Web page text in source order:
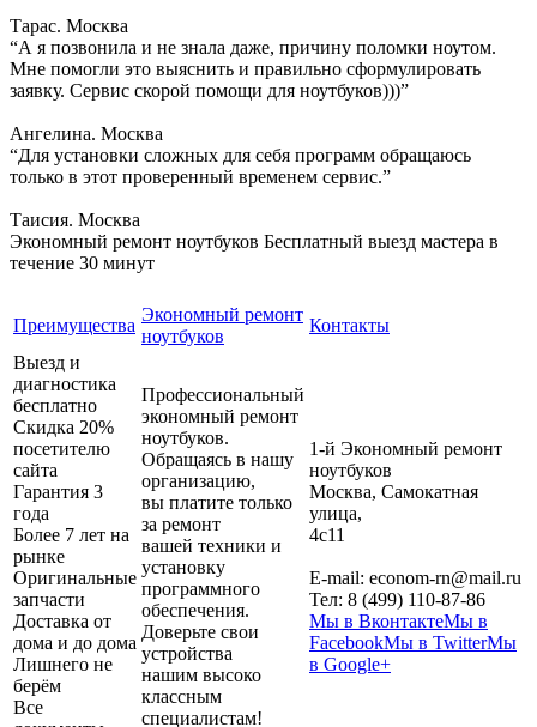
Тарас. Москва
“А я позвонила и не знала даже, причину поломки ноутом.
Мне помогли это выяснить и правильно сформулировать
заявку. Сервис скорой помощи для ноутбуков)))”
Ангелина. Москва
“Для установки сложных для себя программ обращаюсь
только в этот проверенный временем сервис.”
Таисия. Москва
Экономный ремонт ноутбуков Бесплатный выезд мастера в
течение 30 минут
Преимущества
Экономный ремонт
ноутбуков
Контакты
Выезд и
диагностика
бесплатно
Скидка 20%
посетителю
сайта
Гарантия 3
года
Более 7 лет на
рынке
Оригинальные
запчасти
Доставка от
дома и до дома
Лишнего не
берём
Все
Профессиональный
экономный ремонт
ноутбуков.
Обращаясь в нашу
организацию,
вы платите только
за ремонт
вашей техники и
установку
программного
обеспечения.
Доверьте свои
устройства
нашим высоко
классным
специалистам!
1-й Экономный ремонт
ноутбуков
Москва, Самокатная
улица,
4с11
E-mail: econom-rn@mail.ru
Тел: 8 (499) 110-87-86
Мы в ВконтактеМы в
FacebookМы в TwitterМы
в Google+